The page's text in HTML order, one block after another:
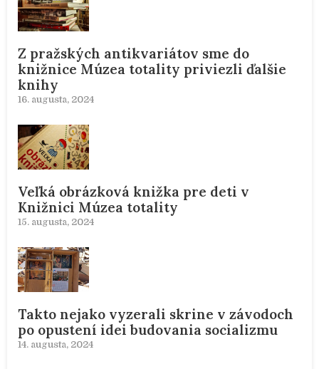
Z pražských antikvariátov sme do
knižnice Múzea totality priviezli ďalšie
knihy
16. augusta, 2024
Veľká obrázková knižka pre deti v
Knižnici Múzea totality
15. augusta, 2024
Takto nejako vyzerali skrine v závodoch
po opustení idei budovania socializmu
14. augusta, 2024